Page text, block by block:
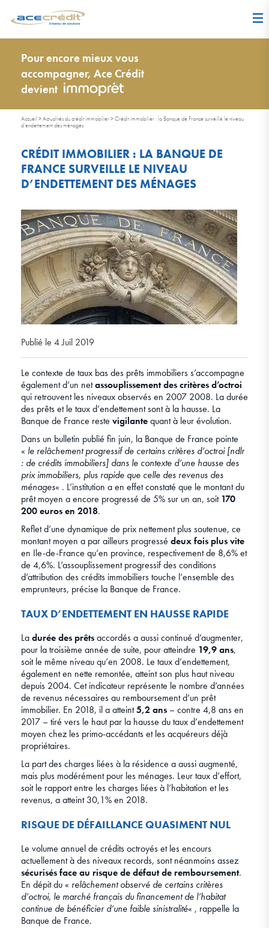
Pour encore mieux vous
accompagner, Ace Crédit
devient
Accueil >Actualités du crédit immobilier>Crédit immobilier : la Banque de France surveille le niveau
d’endettement des ménages
CRÉDIT IMMOBILIER : LA BANQUE DE
FRANCE SURVEILLE LE NIVEAU
D’ENDETTEMENT DES MÉNAGES
Publié le 4 Juil 2019
Le contexte de taux bas des prêts immobiliers s’accompagne
également d’un netassouplissement des critères d’octroi
qui retrouvent les niveaux observés en 2007 2008. La durée
des prêts et le taux d’endettement sont à la hausse. La
Banque de France reste vigilantequant à leur évolution.
Dans un bulletin publié fin juin, la Banque de France pointe
« le relâchement progressif de certains critères d’octroi [ndlr
: de crédits immobiliers] dans le contexte d’une hausse des
prix immobiliers, plus rapide que celle des revenus des
ménages« . L’institution a en effet constaté que le montant du
prêt moyen a encore progressé de 5% sur un an, soit 170
200 euros en 2018.
Reflet d’une dynamique de prix nettement plus soutenue, ce
montant moyen a par ailleurs progressé deux fois plus vite
en Ile-de-France qu’en province, respectivement de 8,6% et
de 4,6%. L’assouplissement progressif des conditions
d’attribution des crédits immobiliers touche l’ensemble des
emprunteurs, précise la Banque de France.
TAUX D’ENDETTEMENT EN HAUSSE RAPIDE
Ladurée des prêtsaccordés a aussi continué d’augmenter,
pour la troisième année de suite, pour atteindre 19,9 ans,
soit le même niveau qu’en 2008. Le taux d’endettement,
également en nette remontée, atteint son plus haut niveau
depuis 2004. Cet indicateur représente le nombre d’années
de revenus nécessaires au remboursement d’un prêt
immobilier. En 2018, il a atteint5,2 ans – contre 4,8 ans en
2017 – tiré vers le haut par la hausse du taux d’endettement
moyen chez les primo-accédants et les acquéreurs déjà
propriétaires.
La part des charges liées à la résidence a aussi augmenté,
mais plus modérément pour les ménages. Leur taux d’effort,
soit le rapport entre les charges liées à l’habitation et les
revenus, a atteint 30,1% en 2018.
RISQUE DE DÉFAILLANCE QUASIMENT NUL
Le volume annuel de crédits octroyés et les encours
actuellement à des niveaux records, sont néanmoins assez
sécurisés face au risque de défaut de remboursement.
En dépit du « relâchement observé de certains critères
d’octroi, le marché français du financement de l’habitat
continue de bénéficier d’une faible sinistralité« , rappelle la
Banque de France.